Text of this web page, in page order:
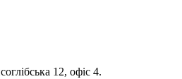
12, офіс 4.